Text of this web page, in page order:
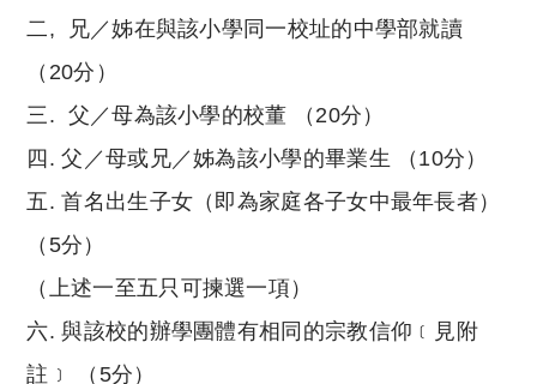
二, 兄／姊在與該小學同一校址的中學部就讀
（20分）
三. 父／母為該小學的校董 （20分）
四. 父／母或兄／姊為該小學的畢業生 （10分）
五. 首名出生子女（即為家庭各子女中最年長者）
（5分）
（上述一至五只可揀選一項）
六. 與該校的辦學團體有相同的宗教信仰﹝見附
註﹞ （5分）